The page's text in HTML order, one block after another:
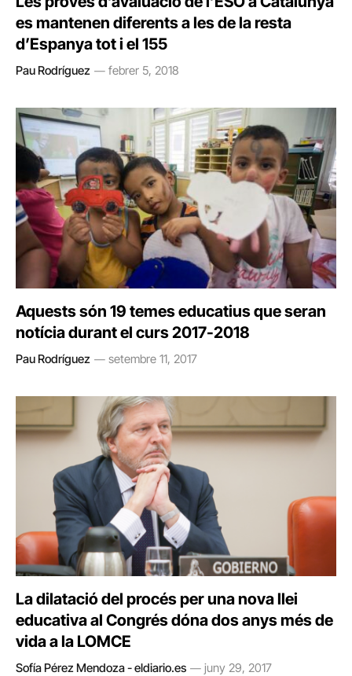
es mantenen diferents a les de la resta
d’Espanya tot i el 155
Pau Rodríguez febrer 5, 2018
Aquests són 19 temes educatius que seran
notícia durant el curs 2017-2018
Pau Rodríguez setembre 11, 2017
La dilatació del procés per una nova llei
educativa al Congrés dóna dos anys més de
vida a la LOMCE
Sofía Pérez Mendoza - eldiario.es juny 29, 2017